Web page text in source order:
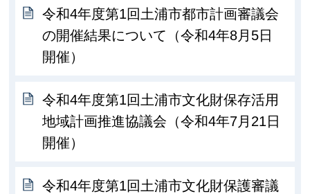
令和4年度第1回土浦市都市計画審議会
の開催結果について（令和4年8月5日
開催）
令和4年度第1回土浦市文化財保存活用
地域計画推進協議会（令和4年7月21日
開催）
令和4年度第1回土浦市文化財保護審議